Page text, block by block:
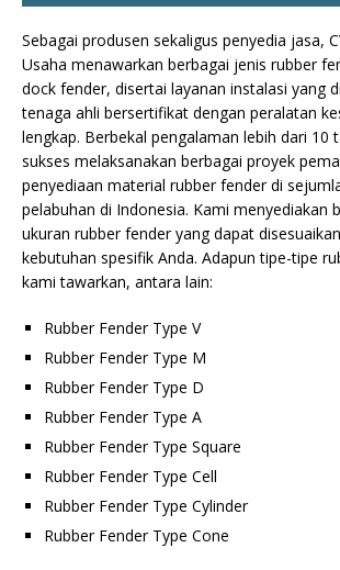
Sebagai produsen sekaligus penyedia jasa,
Usaha menawarkan berbagai jenis rubber
dock fender, disertai layanan instalasi yang
tenaga ahli bersertifikat dengan peralatan
lengkap. Berbekal pengalaman lebih dari 10
sukses melaksanakan berbagai proyek
penyediaan material rubber fender di
pelabuhan di Indonesia. Kami menyediakan
ukuran rubber fender yang dapat
kebutuhan spesifik Anda. Adapun tipe-tipe
kami tawarkan, antara lain:
Rubber Fender Type V
Rubber Fender Type M
Rubber Fender Type D
Rubber Fender Type A
Rubber Fender Type Square
Rubber Fender Type Cell
Rubber Fender Type Cylinder
Rubber Fender Type Cone